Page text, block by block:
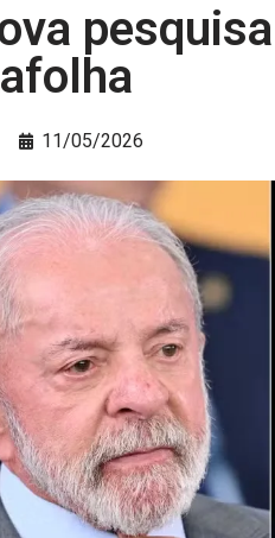
11/05/2026